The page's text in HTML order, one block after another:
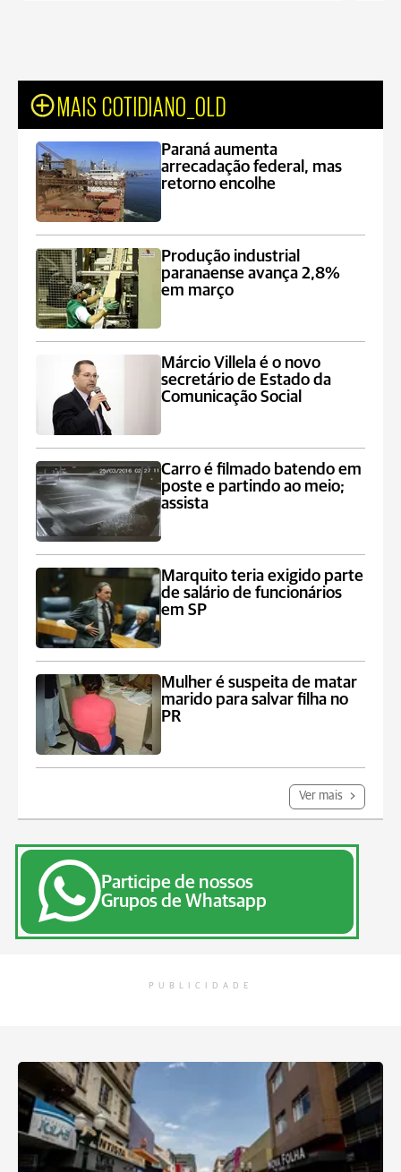
MAIS COTIDIANO_OLD
Paraná aumenta
arrecadação federal, mas
retorno encolhe
Produção industrial
paranaense avança 2,8%
em março
Márcio Villela é o novo
secretário de Estado da
Comunicação Social
Carro é filmado batendo em
poste e partindo ao meio;
assista
Marquito teria exigido parte
de salário de funcionários
em SP
Mulher é suspeita de matar
marido para salvar filha no
PR
Ver mais
Participe de nossos
Grupos de Whatsapp
PUBLICIDADE